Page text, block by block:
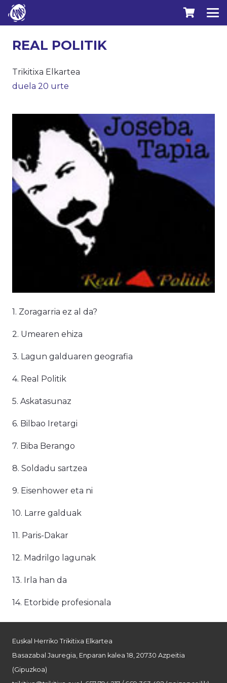
REAL POLITIK
Trikitixa Elkartea
duela 20 urte
1. Zoragarria ez al da?
2. Umearen ehiza
3. Lagun galduaren geografia
4. Real Politik
5. Askatasunaz
6. Bilbao Iretargi
7. Biba Berango
8. Soldadu sartzea
9. Eisenhower eta ni
10. Larre galduak
11. Paris-Dakar
12. Madrilgo lagunak
13. Irla han da
14. Etorbide profesionala
Euskal Herriko Trikitixa Elkartea
Basazabal Jauregia, Enparan kalea 18, 20730 Azpeitia
(Gipuzkoa)